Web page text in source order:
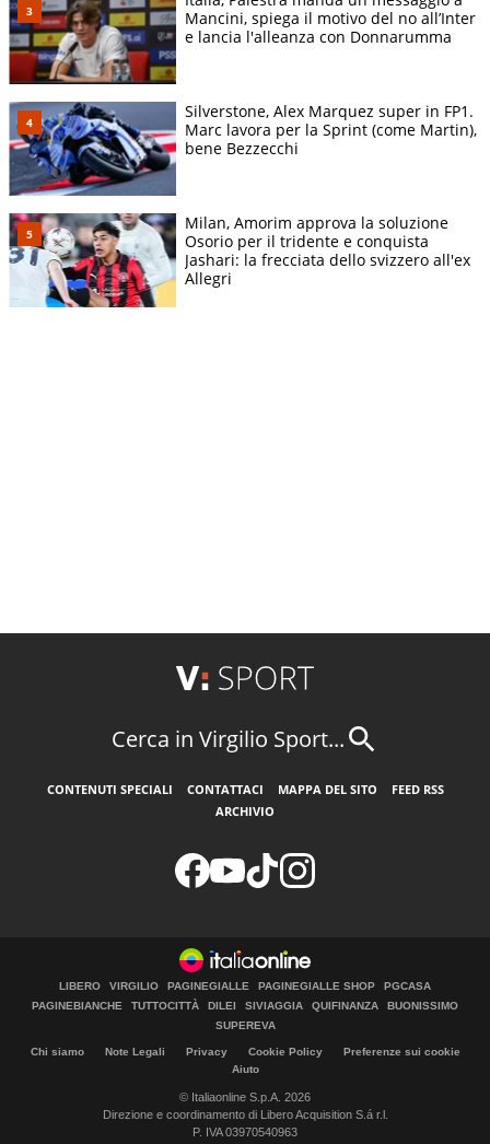
Mancini, spiega il motivo del no all’Inter
e lancia l'alleanza con Donnarumma
Silverstone, Alex Marquez super in FP1.
Marc lavora per la Sprint (come Martin),
bene Bezzecchi
Milan, Amorim approva la soluzione
Osorio per il tridente e conquista
Jashari: la frecciata dello svizzero all'ex
Allegri
Cerca in Virgilio Sport...
CONTENUTI SPECIALI CONTATTACI MAPPA DEL SITO
FEED RSS
ARCHIVIO
LIBERO VIRGILIO PAGINEGIALLE PAGINEGIALLE SHOP
PGCASA
PAGINEBIANCHE
TUTTOCITTÀ DILEI SIVIAGGIA QUIFINANZA
BUONISSIMO
SUPEREVA
Chi siamo Note Legali Privacy Cookie Policy
Preferenze sui cookie
Aiuto
© Italiaonline S.p.A. 2026
Direzione e coordinamento di Libero Acquisition S.á r.l.
P. IVA 03970540963